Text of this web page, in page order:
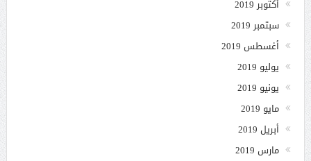
أكتوبر 2019
سبتمبر 2019
أغسطس 2019
يوليو 2019
يونيو 2019
مايو 2019
أبريل 2019
مارس 2019